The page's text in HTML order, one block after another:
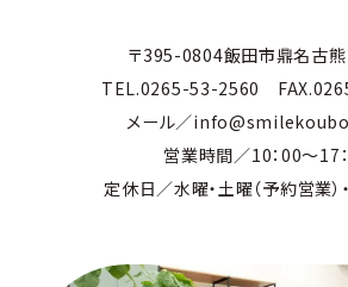
〒395-0804飯田市鼎名古
TEL.0265-53-2560
メール／
営業時間／10：00～17
定休日／水曜・土曜（予約営業）